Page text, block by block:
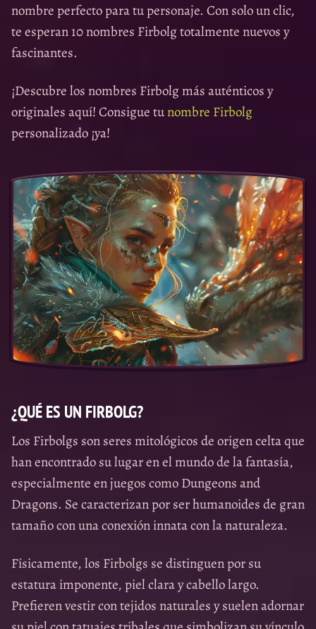
nombre perfecto para tu personaje. Con solo un clic,
te esperan 10 nombres Firbolg totalmente nuevos y
fascinantes.
¡Descubre los nombres Firbolg más auténticos y
originales aquí! Consigue tunombre Firbolg
personalizado ¡ya!
¿QUÉ ES UN FIRBOLG?
Los Firbolgs son seres mitológicos de origen celta que
han encontrado su lugar en el mundo de la fantasía,
especialmente en juegos como Dungeons and
Dragons. Se caracterizan por ser humanoides de gran
tamaño con una conexión innata con la naturaleza.
Físicamente, los Firbolgs se distinguen por su
estatura imponente, piel clara y cabello largo.
Prefieren vestir con tejidos naturales y suelen adornar